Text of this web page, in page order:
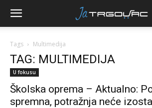
Tags Multimedija
TAG: MULTIMEDIJA
U fokusu
Školska oprema – Aktualno:
spremna, potražnja neće